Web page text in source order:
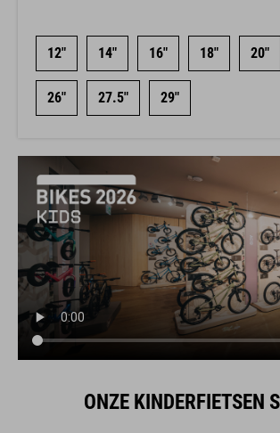
12" 14" 16" 18" 20"
26" 27.5" 29"
ONZE KINDERFIETSEN